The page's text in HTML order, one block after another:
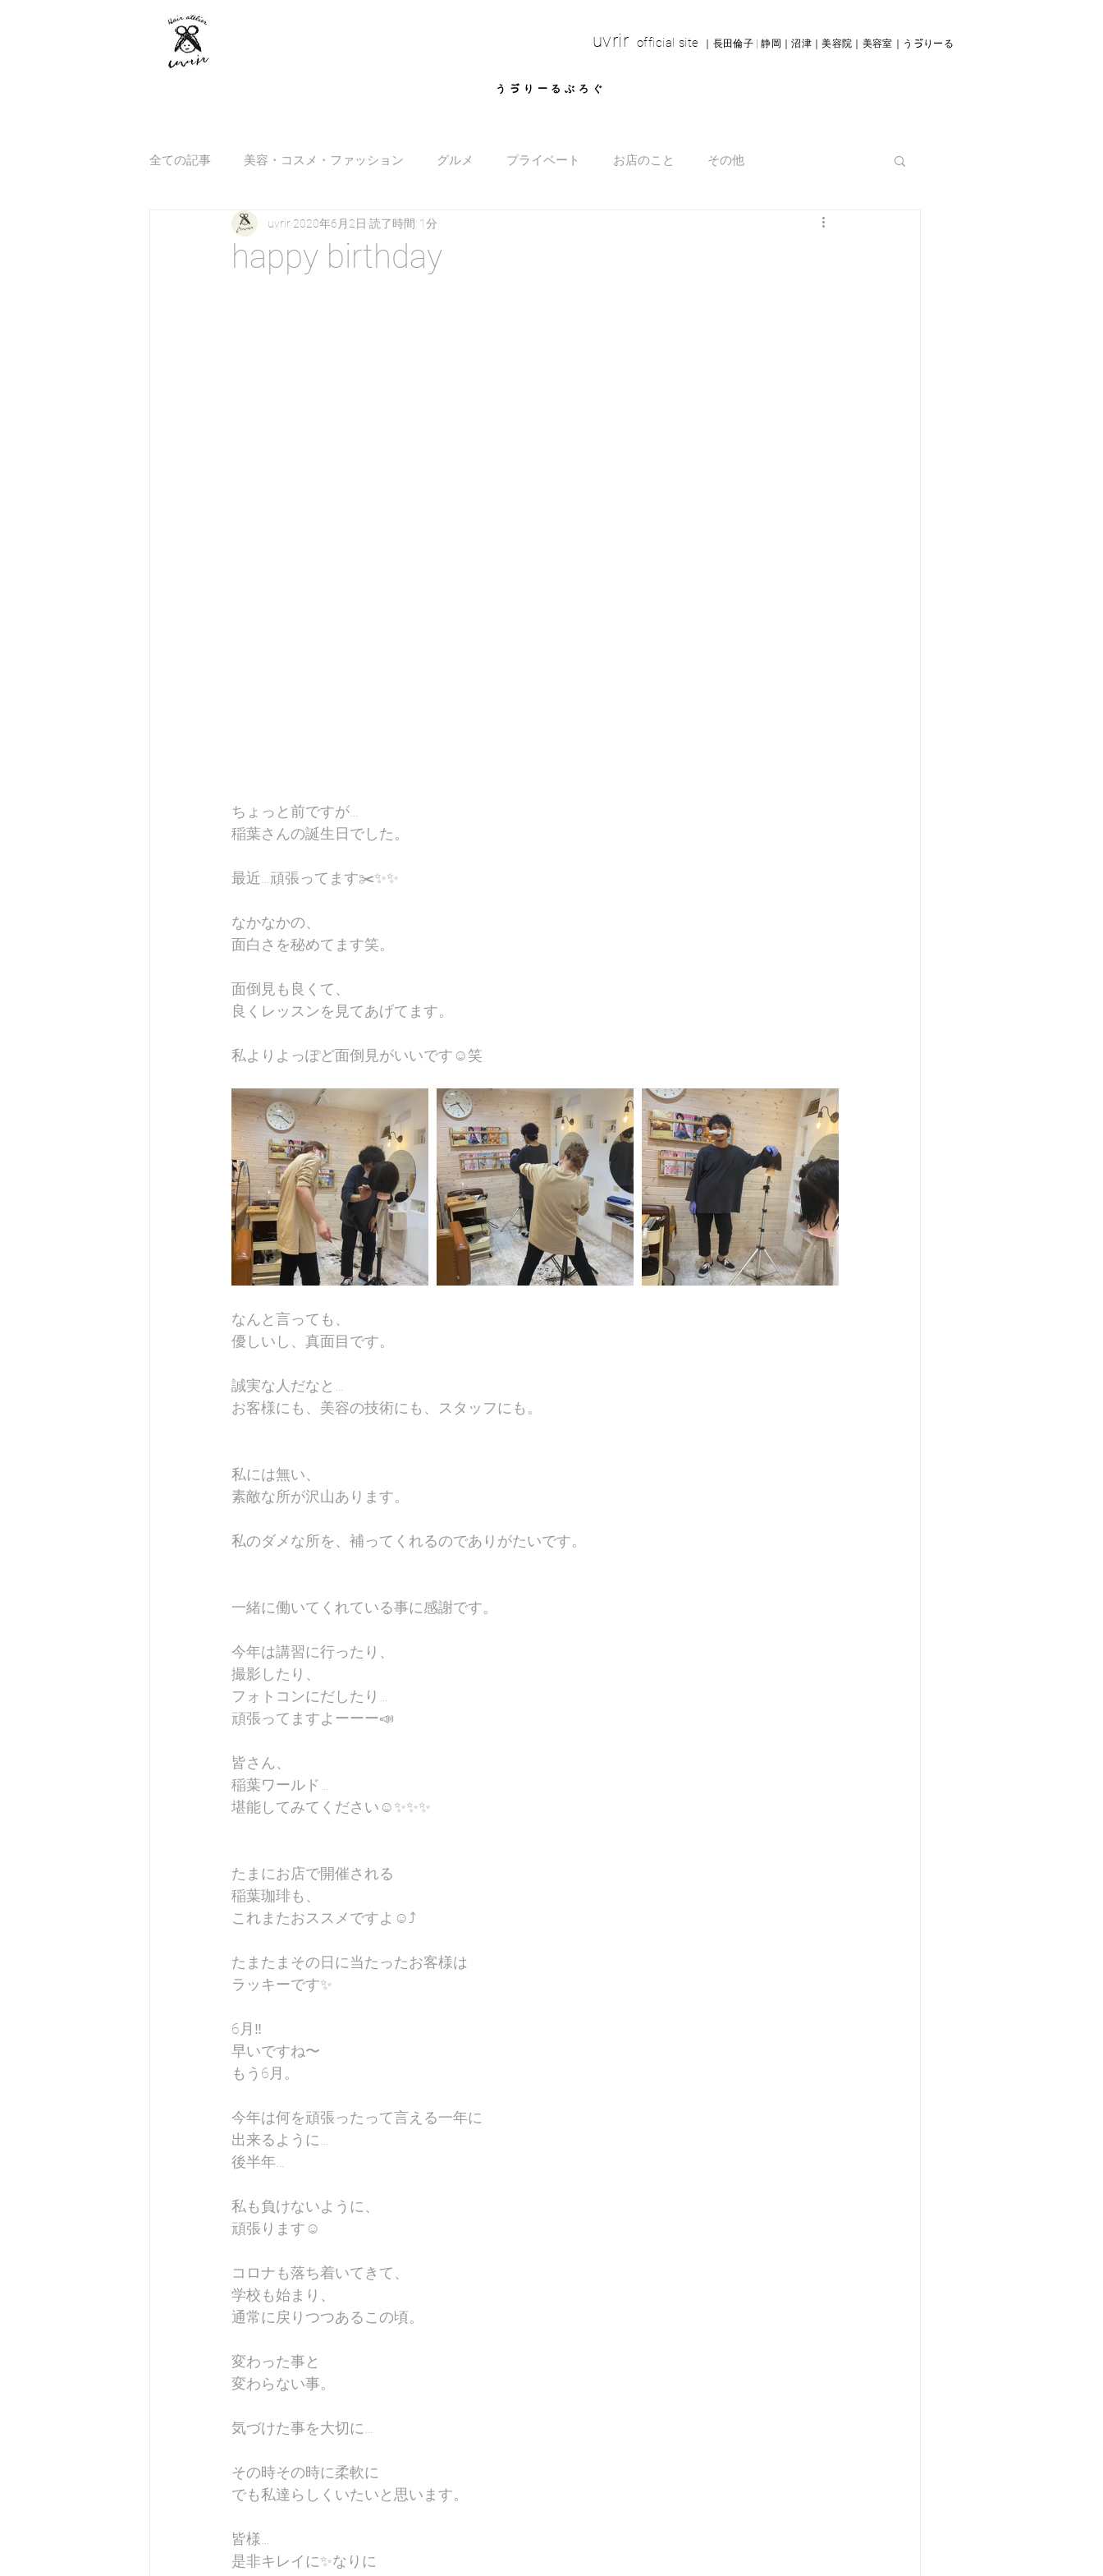
uvrir official site ｜長田倫子 | 静岡｜沼津｜美容院｜美容室｜うゔりーる
​うゔりーるぶろぐ
全ての記事 美容・コスメ・ファッション グルメ プライベート お店のこと その他
happy birthday
uvrir 2020年6月2日 読了時間: 1分
ちょっと前ですが…
稲葉さんの誕生日でした。
最近…頑張ってます✂️✨✨
なかなかの、
面白さを秘めてます笑。
面倒見も良くて、
良くレッスンを見てあげてます。
私よりよっぽど面倒見がいいです☺笑
なんと言っても、
優しいし、真面目です。
誠実な人だなと…
お客様にも、美容の技術にも、スタッフにも。
私には無い、
素敵な所が沢山あります。
私のダメな所を、補ってくれるのでありがたいです。
一緒に働いてくれている事に感謝です。
今年は講習に行ったり、
撮影したり、
フォトコンにだしたり…
頑張ってますよーーー📣
皆さん、
稲葉ワールド…
堪能してみてください☺️✨✨✨
たまにお店で開催される
稲葉珈琲も、
これまたおススメですよ☺️⤴︎
たまたまその日に当たったお客様は
ラッキーです✨
6月‼️
早いですね〜
もう6月。
今年は何を頑張ったって言える一年に
出来るように…
後半年…
私も負けないように、
頑張ります☺️
コロナも落ち着いてきて、
学校も始まり、
通常に戻りつつあるこの頃。
変わった事と
変わらない事。
気づけた事を大切に…
その時その時に柔軟に
でも私達らしくいたいと思います。
皆様…
是非キレイに✨なりに